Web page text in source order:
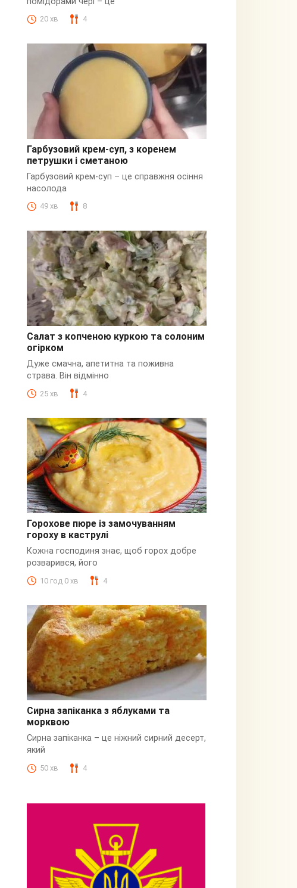
20 хв 4
Гарбузовий
Гарбузовий крем-суп, з коренем
петрушки і сметаною
Гарбузовий крем-суп – це справжня осіння
насолода
49 хв 8
З куркою
Салат з копченою куркою та солоним
огірком
Дуже смачна, апетитна та поживна
страва. Він відмінно
25 хв 4
Пюре
Горохове пюре із замочуванням
гороху в каструлі
Кожна господиня знає, щоб горох добре
розварився, його
10 год 0 хв 4
Сирна
Сирна запіканка з яблуками та
морквою
Сирна запіканка – це ніжний сирний десерт,
який
50 хв 4